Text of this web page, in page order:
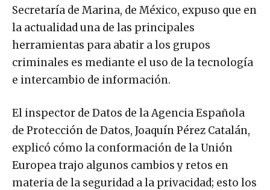
Secretaría de Marina, de México, expuso que en
la actualidad una de las principales
herramientas para abatir a los grupos
criminales es mediante el uso de la tecnología
e intercambio de información.
El inspector de Datos de la Agencia Española
de Protección de Datos, Joaquín Pérez Catalán,
explicó cómo la conformación de la Unión
Europea trajo algunos cambios y retos en
materia de la seguridad a la privacidad; esto los